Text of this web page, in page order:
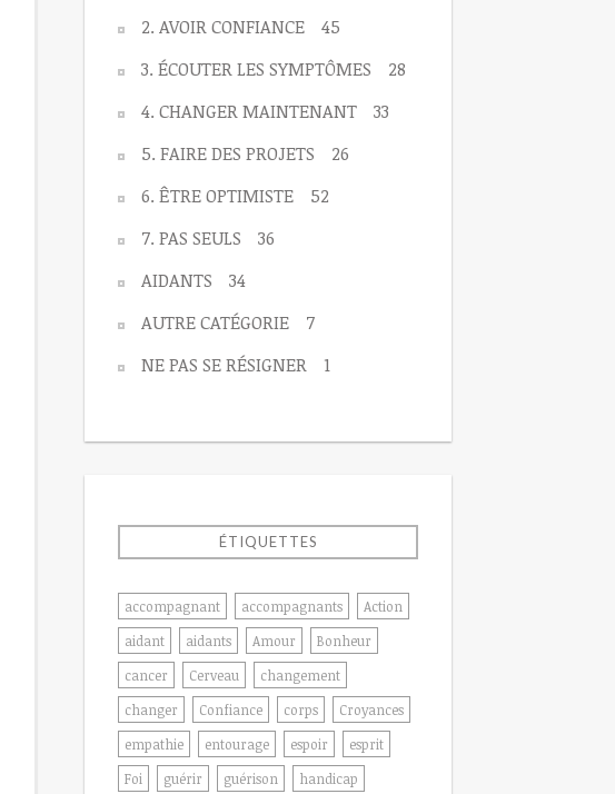
2. AVOIR CONFIANCE
45
3. ÉCOUTER LES SYMPTÔMES
28
4. CHANGER MAINTENANT
33
5. FAIRE DES PROJETS
26
6. ÊTRE OPTIMISTE
52
7. PAS SEULS
36
AIDANTS
34
AUTRE CATÉGORIE
7
NE PAS SE RÉSIGNER
1
ÉTIQUETTES
accompagnant accompagnants
Action
aidant
aidants Amour
Bonheur
cancer
Cerveau
changement
changer
Confiance corps
Croyances
empathie
entourage espoir
esprit
Foi
guérir guérison
handicap